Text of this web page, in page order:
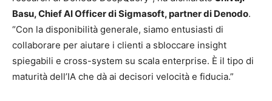
Basu, Chief AI Officer di Sigmasoft, partner di Denodo.
“Con la disponibilità generale, siamo entusiasti di
collaborare per aiutare i clienti a sbloccare insight
spiegabili e cross-system su scala enterprise. È il tipo di
maturità dell’IA che dà ai decisori velocità e fiducia.”